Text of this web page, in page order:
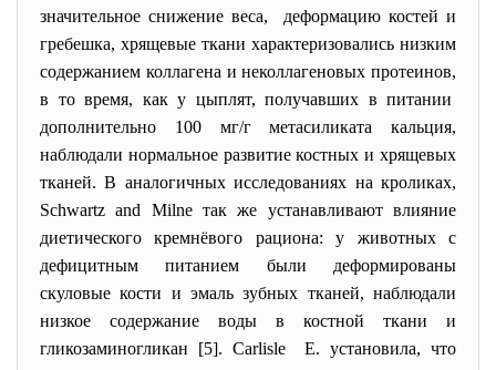
значительное снижение веса, деформацию костей и
гребешка, хрящевые ткани характеризовались низким
содержанием коллагена и неколлагеновых протеинов,
в то время, как у цыплят, получавших в питании
дополнительно 100 мг/г метасиликата кальция,
наблюдали нормальное развитие костных и хрящевых
тканей. В аналогичных исследованиях на кроликах,
Schwartz and Milne так же устанавливают влияние
диетического кремнёвого рациона: у животных с
дефицитным питанием были деформированы
скуловые кости и эмаль зубных тканей, наблюдали
низкое содержание воды в костной ткани и
гликозаминогликан [5]. Carlisle Е. установила, что